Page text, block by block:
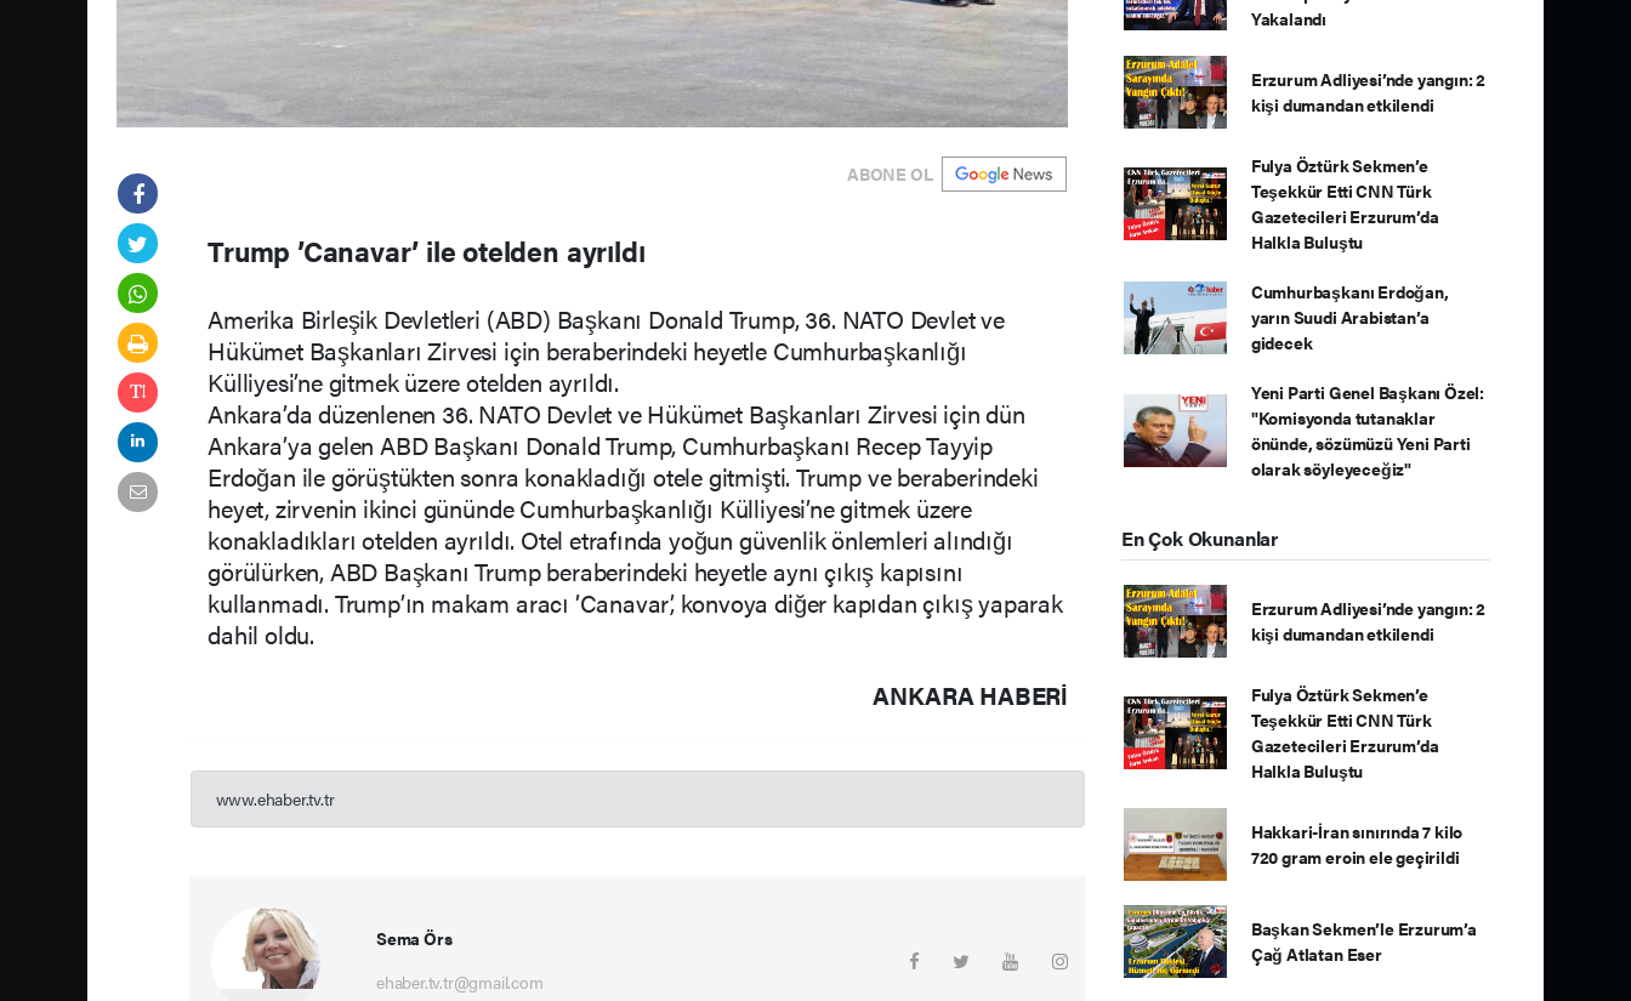
ABONE OL
Trump ’Canavar’ ile otelden ayrıldı
Amerika Birleşik Devletleri (ABD) Başkanı Donald Trump, 36. NATO Devlet ve
Hükümet Başkanları Zirvesi için beraberindeki heyetle Cumhurbaşkanlığı
Külliyesi’ne gitmek üzere otelden ayrıldı.
Ankara’da düzenlenen 36. NATO Devlet ve Hükümet Başkanları Zirvesi için dün
Ankara’ya gelen ABD Başkanı Donald Trump, Cumhurbaşkanı Recep Tayyip
Erdoğan ile görüştükten sonra konakladığı otele gitmişti. Trump ve beraberindeki
heyet, zirvenin ikinci gününde Cumhurbaşkanlığı Külliyesi’ne gitmek üzere
konakladıkları otelden ayrıldı. Otel etrafında yoğun güvenlik önlemleri alındığı
görülürken, ABD Başkanı Trump beraberindeki heyetle aynı çıkış kapısını
kullanmadı. Trump’ın makam aracı ’Canavar’, konvoya diğer kapıdan çıkış yaparak
dahil oldu.
ANKARA HABERİ
www.ehaber.tv.tr
Sema Örs
ehaber.tv.tr@gmail.com
Yakalandı
Erzurum Adliyesi’nde yangın: 2
kişi dumandan etkilendi
Fulya Öztürk Sekmen’e
Teşekkür Etti CNN Türk
Gazetecileri Erzurum’da
Halkla Buluştu
Cumhurbaşkanı Erdoğan,
yarın Suudi Arabistan’a
gidecek
Yeni Parti Genel Başkanı Özel:
"Komisyonda tutanaklar
önünde, sözümüzü Yeni Parti
olarak söyleyeceğiz"
En Çok Okunanlar
Erzurum Adliyesi’nde yangın: 2
kişi dumandan etkilendi
Fulya Öztürk Sekmen’e
Teşekkür Etti CNN Türk
Gazetecileri Erzurum’da
Halkla Buluştu
Hakkari-İran sınırında 7 kilo
720 gram eroin ele geçirildi
Başkan Sekmen’le Erzurum’a
Çağ Atlatan Eser